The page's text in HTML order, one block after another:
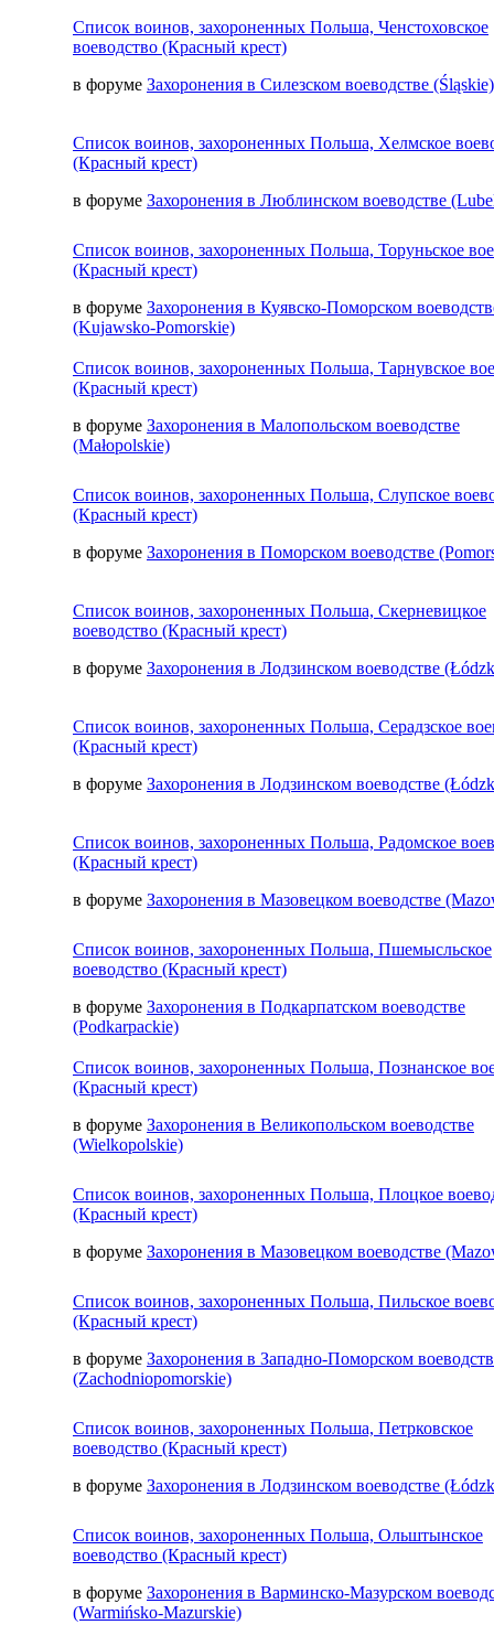
Список воинов, захороненных Польша, Ченстоховское
воеводство (Красный крест)
в форуме Захоронения в Силезском воеводстве (Śląskie)
Список воинов, захороненных Польша, Хелмское
(Красный крест)
в форуме Захоронения в Люблинском воеводстве
Список воинов, захороненных Польша, Торуньское
(Красный крест)
в форуме Захоронения в Куявско-Поморском
(Kujawsko-Pomorskie)
Список воинов, захороненных Польша, Тарнувское
(Красный крест)
в форуме Захоронения в Малопольском воеводстве
(Małopolskie)
Список воинов, захороненных Польша, Слупское
(Красный крест)
в форуме Захоронения в Поморском воеводстве
Список воинов, захороненных Польша, Скерневицкое
воеводство (Красный крест)
в форуме Захоронения в Лодзинском воеводстве
Список воинов, захороненных Польша, Серадзское
(Красный крест)
в форуме Захоронения в Лодзинском воеводстве
Список воинов, захороненных Польша, Радомское
(Красный крест)
в форуме Захоронения в Мазовецком воеводстве
Список воинов, захороненных Польша, Пшемысльское
воеводство (Красный крест)
в форуме Захоронения в Подкарпатском воеводстве
(Podkarpackie)
Список воинов, захороненных Польша, Познанское
(Красный крест)
в форуме Захоронения в Великопольском воеводстве
(Wielkopolskie)
Список воинов, захороненных Польша, Плоцкое
(Красный крест)
в форуме Захоронения в Мазовецком воеводстве
Список воинов, захороненных Польша, Пильское
(Красный крест)
в форуме Захоронения в Западно-Поморском
(Zachodniopomorskie)
Список воинов, захороненных Польша, Петрковское
воеводство (Красный крест)
в форуме Захоронения в Лодзинском воеводстве
Список воинов, захороненных Польша, Ольштынское
воеводство (Красный крест)
в форуме Захоронения в Варминско-Мазурском
(Warmińsko-Mazurskie)